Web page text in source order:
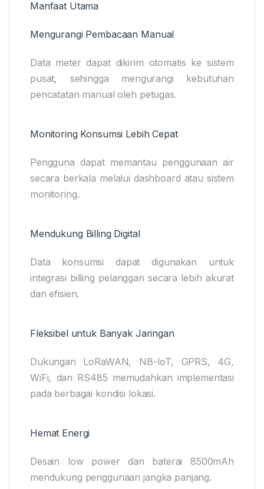
Manfaat Utama
Mengurangi Pembacaan Manual
Data meter dapat dikirim otomatis ke sistem
pusat, sehingga mengurangi kebutuhan
pencatatan manual oleh petugas.
Monitoring Konsumsi Lebih Cepat
Pengguna dapat memantau penggunaan air
secara berkala melalui dashboard atau sistem
monitoring.
Mendukung Billing Digital
Data konsumsi dapat digunakan untuk
integrasi billing pelanggan secara lebih akurat
dan efisien.
Fleksibel untuk Banyak Jaringan
Dukungan LoRaWAN, NB-IoT, GPRS, 4G,
WiFi, dan RS485 memudahkan implementasi
pada berbagai kondisi lokasi.
Hemat Energi
Desain low power dan baterai 8500mAh
mendukung penggunaan jangka panjang.